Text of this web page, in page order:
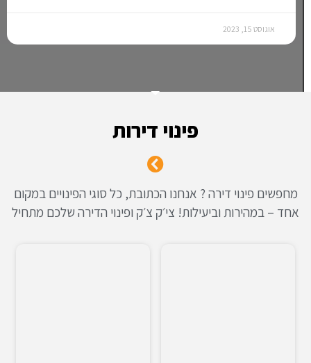
אוגוסט 15, 2023
פינוי דירות
מחפשים פינוי דירה ? אנחנו הכתובת, כל סוגי הפינויים במקום
אחד – במהירות וביעילות! צי׳ק צ׳ק ופינוי הדירה שלכם מתחיל